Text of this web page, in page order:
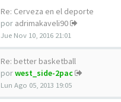
Re: Cerveza en el deporte
por adrimakaveli90
Jue Nov 10, 2016 21:01
Re: better basketball
porwest_side-2pac
Lun Ago 05, 2013 19:05